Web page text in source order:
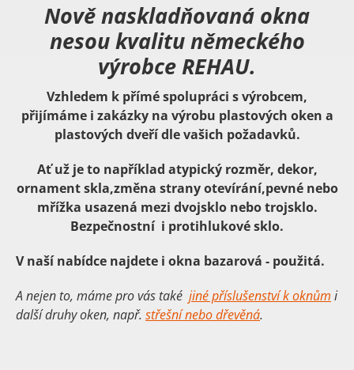
Nově naskladňovaná okna
nesou kvalitu německého
výrobce REHAU.
Vzhledem k přímé spolupráci s výrobcem,
přijímáme i zakázky na výrobu plastových oken a
plastových dveří dle vašich požadavků.
Ať už je to například atypický rozměr, dekor,
ornament skla,změna strany otevírání,pevné nebo
mřížka usazená mezi dvojsklo nebo trojsklo.
Bezpečnostní i protihlukové sklo.
V naší nabídce najdete i okna bazarová - použitá.
A nejen to, máme pro vás také jiné příslušenství k oknům i
další druhy oken, např. střešní nebo dřevěná.